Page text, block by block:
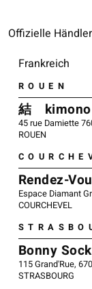
Offizielle Händler
Frankreich
ROUEN
結 kimono
45 rue Damiette
ROUEN
Rendez-
Espace Diamant
COURCHEVEL
Bonny
115 Grand'Rue,
STRASBOURG